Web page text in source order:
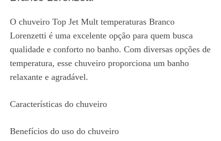
O chuveiro Top Jet Mult temperaturas Branco
Lorenzetti é uma excelente opção para quem busca
qualidade e conforto no banho. Com diversas opções de
temperatura, esse chuveiro proporciona um banho
relaxante e agradável.
Características do chuveiro
Benefícios do uso do chuveiro